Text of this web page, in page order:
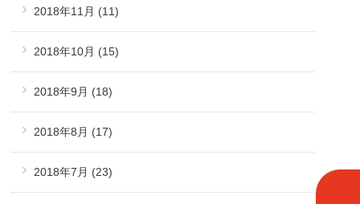
2018年11月 (11)
2018年10月 (15)
2018年9月 (18)
2018年8月 (17)
2018年7月 (23)